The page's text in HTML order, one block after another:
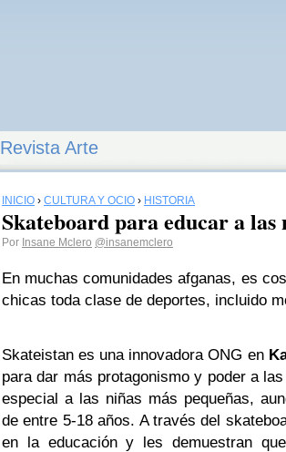
Revista Arte
INICIO › CULTURA Y OCIO › HISTORIA
Skateboard para educar a las
Por Insane Mclero @insanemclero
En muchas comunidades afganas, es
chicas toda clase de deportes, incluido
Skateistan es una innovadora ONG en
para dar más protagonismo y poder a
especial a las niñas más pequeñas,
de entre 5-18 años. A través del
en la educación y les demuestran